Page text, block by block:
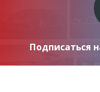
Подписаться